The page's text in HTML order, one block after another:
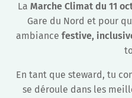
La Marche Climat du 11
Gare du Nord et pour
ambiance festive,
En tant que steward, tu
se déroule dans les